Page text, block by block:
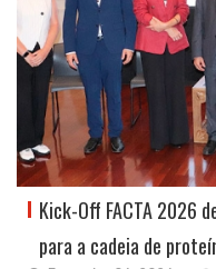
Kick-Off FACTA 2026
para a cadeia de